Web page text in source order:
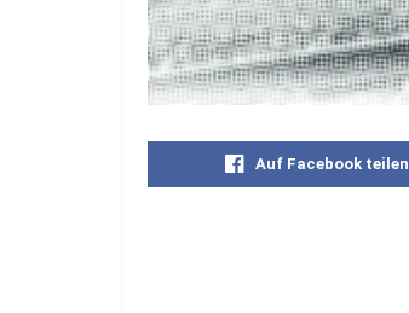
Auf Facebook teilen